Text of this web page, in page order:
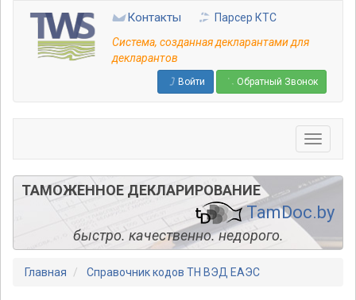
основному
содержанию
Контакты
Парсер КТС
Система, созданная декларантами для
декларантов
Войти Обратный Звонок
ТАМОЖЕННОЕ ДЕКЛАРИРОВАНИЕ
TamDoc.by
быстро. качественно. недорого.
Главная Справочник кодов ТН ВЭД ЕАЭС